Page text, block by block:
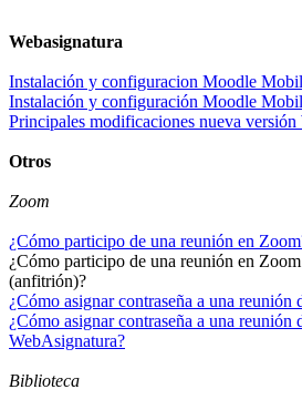
Webasignatura
Instalación y configuracion Moodle
Instalación y configuración Moodle
Principales modificaciones nueva versión
Otros
Zoom
¿Cómo participo de una reunión en
¿Cómo participo de una reunión en
(anfitrión)?
¿Cómo asignar contraseña a una reunión
¿Cómo asignar contraseña a una reunión
WebAsignatura?
Biblioteca